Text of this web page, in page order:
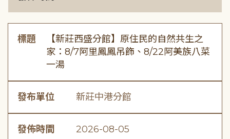
標題
【新莊西盛分館】原住民的自然共生之
家：8/7阿里鳳鳳吊飾、8/22阿美族八菜
一湯
發布單位 新莊中港分館
發佈時間 2026-08-05